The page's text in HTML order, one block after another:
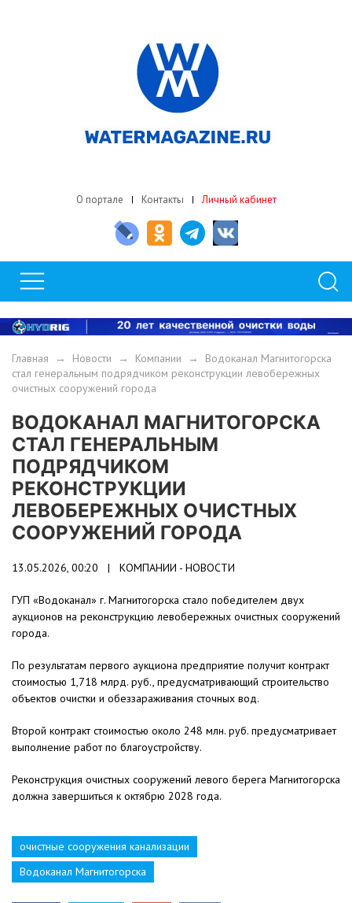
О портале Контакты Личный кабинет
Главная → Новости → Компании → Водоканал Магнитогорска
стал генеральным подрядчиком реконструкции левобережных
очистных сооружений города
ВОДОКАНАЛ МАГНИТОГОРСКА
СТАЛ ГЕНЕРАЛЬНЫМ
ПОДРЯДЧИКОМ
РЕКОНСТРУКЦИИ
ЛЕВОБЕРЕЖНЫХ ОЧИСТНЫХ
СООРУЖЕНИЙ ГОРОДА
13.05.2026, 00:20 | КОМПАНИИ - НОВОСТИ
ГУП «Водоканал» г. Магнитогорска стало победителем двух
аукционов на реконструкцию левобережных очистных сооружений
города.
По результатам первого аукциона предприятие получит контракт
стоимостью 1,718 млрд. руб., предусматривающий строительство
объектов очистки и обеззараживания сточных вод.
Второй контракт стоимостью около 248 млн. руб. предусматривает
выполнение работ по благоустройству.
Реконструкция очистных сооружений левого берега Магнитогорска
должна завершиться к октябрю 2028 года.
очистные сооружения канализации
Водоканал Магнитогорска